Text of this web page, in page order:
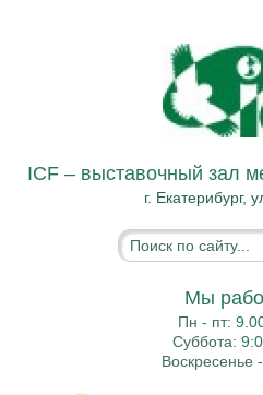
ICF – выставочный зал
г. Екатерибург,
Мы
Пн - пт:
Суббота:
Воскресенье -